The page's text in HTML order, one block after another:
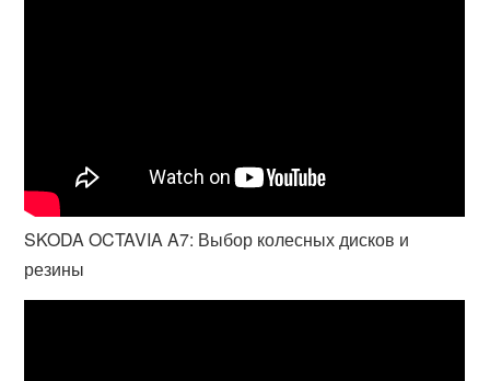
SKODA OCTAVIA A7: Выбор колесных дисков и
резины